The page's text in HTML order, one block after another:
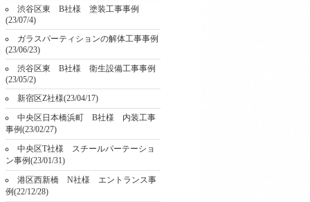
渋谷区東 B社様 塗装工事事例
(23/07/4)
ガラスパーティションの解体工事事例
(23/06/23)
渋谷区東 B社様 衛生設備工事事例
(23/05/2)
新宿区Z社様(23/04/17)
中央区日本橋浜町 B社様 内装工事
事例(23/02/27)
中央区T社様 スチールパーテーショ
ン事例(23/01/31)
港区西新橋 N社様 エントランス事
例(22/12/28)